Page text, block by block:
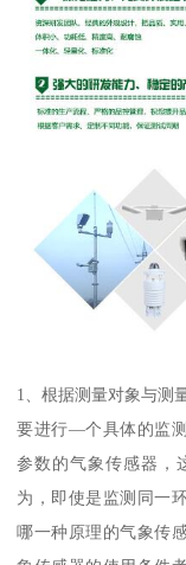
1、根据测量对象与测
要进行—个具体的监
参数的气象传感器，
为，即使是监测同一
哪一种原理的气象传